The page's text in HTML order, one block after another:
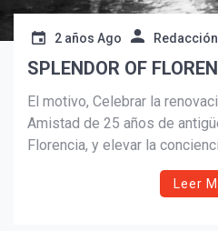
2 años Ago
SPLENDOR OF
El motivo, Celebrar la
Amistad de 25 años de
Florencia, y elevar la
través del intercambio
significativas y comida, arte,
Leer